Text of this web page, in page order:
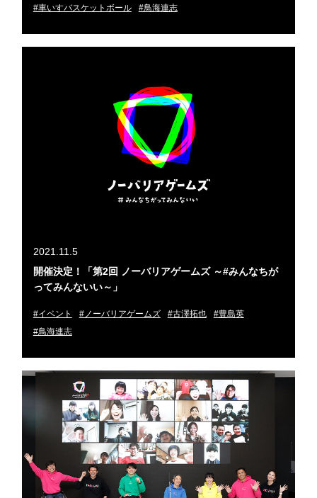
#車いすバスケットボール
#鳥海連志
2021.11.5
開催決定！「第2回 ノーバリアゲームズ ～#みんなちが
ってみんないい～」
#イベント #ノーバリアゲームズ #古澤拓也
#豊島英
#鳥海連志